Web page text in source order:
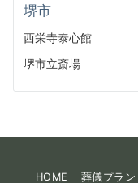
堺市
西栄寺泰心館
堺市立斎場
HOME 葬儀プラン